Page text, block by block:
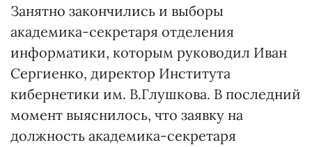
Занятно закончились и выборы
академика-секретаря отделения
информатики, которым руководил Иван
Сергиенко, директор Института
кибернетики им. В.Глушкова. В последний
момент выяснилось, что заявку на
должность академика-секретаря